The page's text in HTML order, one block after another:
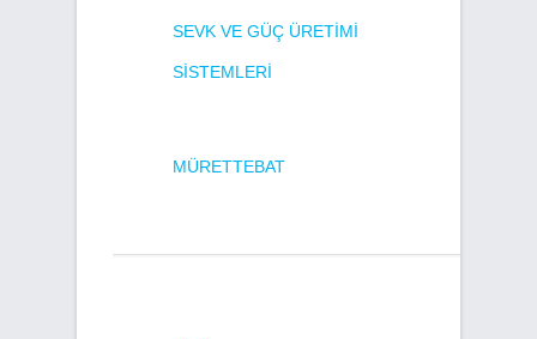
SEVK VE GÜÇ ÜRETIMI
SISTEMLERI
MÜRETTEBAT